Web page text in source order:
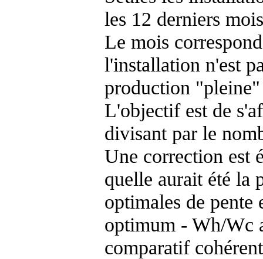
les 12 derniers
Le mois
l'installation n'est
production "pleine"
L'objectif est de
divisant par le
Une correction est
quelle aurait été la
optimales de
optimum - Wh/Wc
comparatif